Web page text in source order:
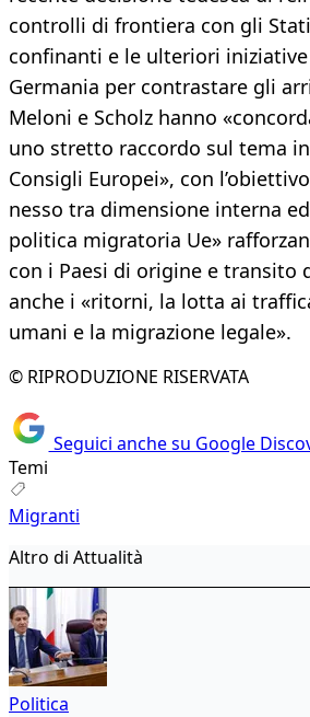
controlli di frontiera con gli
confinanti e le ulteriori
Germania per contrastare gli
Meloni e Scholz hanno
uno stretto raccordo sul tema
Consigli Europei», con
nesso tra dimensione interna
politica migratoria Ue»
con i Paesi di origine e transito
anche i «ritorni, la lotta ai
umani e la migrazione legale».
© RIPRODUZIONE RISERVATA
Seguici anche su Google
Temi
Migranti
Altro di Attualità
Politica